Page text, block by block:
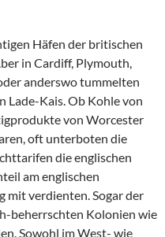
Häfen der britischen
in Cardiff, Plymouth,
anderswo tummelten
Lade-Kais. Ob Kohle von
von Worcester
oft unterboten die
die englischen
am englischen
mit verdienten. Sogar der
beherrschten Kolonien wie
Sowohl im West- wie